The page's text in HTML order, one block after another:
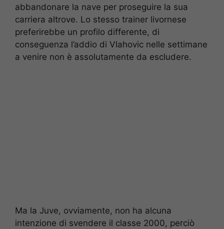
abbandonare la nave per proseguire la sua
carriera altrove. Lo stesso trainer livornese
preferirebbe un profilo differente, di
conseguenza l’addio di Vlahovic nelle settimane
a venire non è assolutamente da escludere.
Ma la Juve, ovviamente, non ha alcuna
intenzione di svendere il classe 2000, perciò